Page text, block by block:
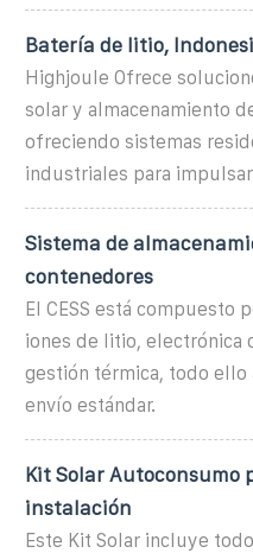
Batería de litio,
Highjoule Ofrece
solar y almacenamiento
ofreciendo sistemas
industriales para
Sistema de
contenedores
El CESS está compuesto
iones de litio, electrónica
gestión térmica, todo ello
envío estándar.
Kit Solar Autoconsumo
instalación
Este Kit Solar incluye